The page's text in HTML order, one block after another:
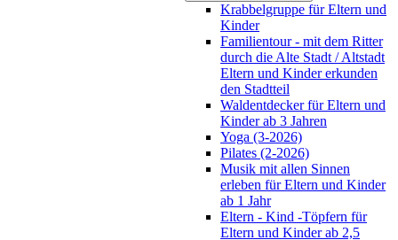
Krabbelgruppe für Eltern und
Kinder
Familientour - mit dem Ritter
durch die Alte Stadt / Altstadt
Eltern und Kinder erkunden
den Stadtteil
Waldentdecker für Eltern und
Kinder ab 3 Jahren
Yoga (3-2026)
Pilates (2-2026)
Musik mit allen Sinnen
erleben für Eltern und Kinder
ab 1 Jahr
Eltern - Kind -Töpfern für
Eltern und Kinder ab 2,5